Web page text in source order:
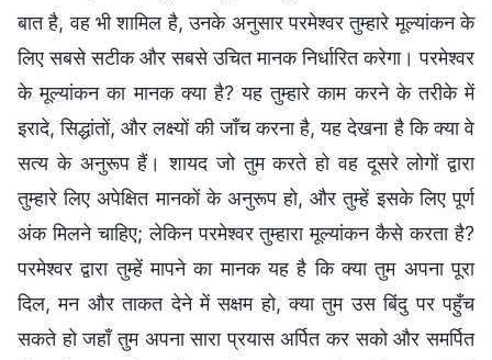
बात है, वह भी शामिल है, उनके अनुसार परमेश्वर तुम्हारे मूल्यांकन के
लिए सबसे सटीक और सबसे उचित मानक निर्धारित करेगा। परमेश्वर
के मूल्यांकन का मानक क्या है? यह तुम्हारे काम करने के तरीके में
इरादे, सिद्धांतों, और लक्ष्यों की जाँच करना है, यह देखना है कि क्या वे
सत्य के अनुरूप हैं। शायद जो तुम करते हो वह दूसरे लोगों द्वारा
तुम्हारे लिए अपेक्षित मानकों के अनुरूप हो, और तुम्हें इसके लिए पूर्ण
अंक मिलने चाहिए; लेकिन परमेश्वर तुम्हारा मूल्यांकन कैसे करता है?
परमेश्वर द्वारा तुम्हें मापने का मानक यह है कि क्या तुम अपना पूरा
दिल, मन और ताकत देने में सक्षम हो, क्या तुम उस बिंदु पर पहुँच
सकते हो जहाँ तुम अपना सारा प्रयास अर्पित कर सको और समर्पित